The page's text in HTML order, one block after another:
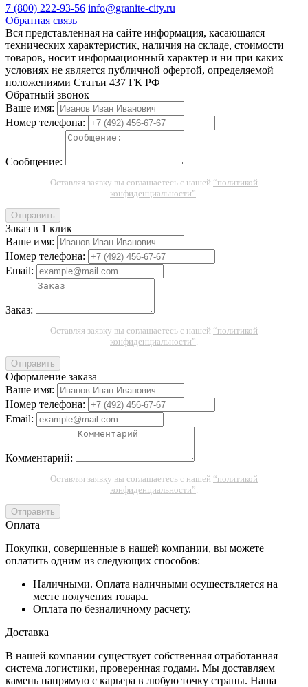
7 (800) 222-93-56 info@granite-city.ru
Обратная связь
Вся представленная на сайте информация, касающаяся
технических характеристик, наличия на складе, стоимости
товаров, носит информационный характер и ни при каких
условиях не является публичной офертой, определяемой
положениями Статьи 437 ГК РФ
Обратный звонок
Ваше имя:
Номер телефона:
Сообщение:
Оставляя заявку вы соглашаетесь с нашей “политикой
конфиденциальности”.
Отправить
Заказ в 1 клик
Ваше имя:
Номер телефона:
Email:
Заказ:
Оставляя заявку вы соглашаетесь с нашей “политикой
конфиденциальности”.
Отправить
Оформление заказа
Ваше имя:
Номер телефона:
Email:
Комментарий:
Оставляя заявку вы соглашаетесь с нашей “политикой
конфиденциальности”.
Отправить
Оплата
Покупки, совершенные в нашей компании, вы можете
оплатить одним из следующих способов:
Наличными. Оплата наличными осуществляется на
месте получения товара.
Оплата по безналичному расчету.
Доставка
В нашей компании существует собственная отработанная
система логистики, проверенная годами. Мы доставляем
камень напрямую с карьера в любую точку страны. Наша